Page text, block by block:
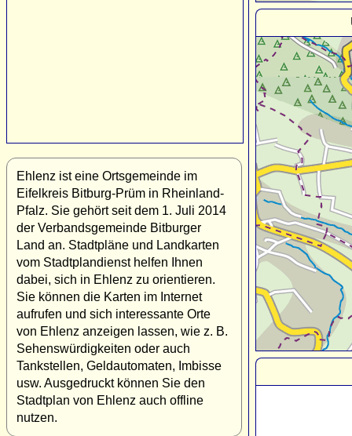
Ehlenz ist eine Ortsgemeinde im
Eifelkreis Bitburg-Prüm in Rheinland-
Pfalz. Sie gehört seit dem 1. Juli 2014
der Verbandsgemeinde Bitburger
Land an. Stadtpläne und Landkarten
vom Stadtplandienst helfen Ihnen
dabei, sich in Ehlenz zu orientieren.
Sie können die Karten im Internet
aufrufen und sich interessante Orte
von Ehlenz anzeigen lassen, wie z. B.
Sehenswürdigkeiten oder auch
Tankstellen, Geldautomaten, Imbisse
usw. Ausgedruckt können Sie den
Stadtplan von Ehlenz auch offline
nutzen.